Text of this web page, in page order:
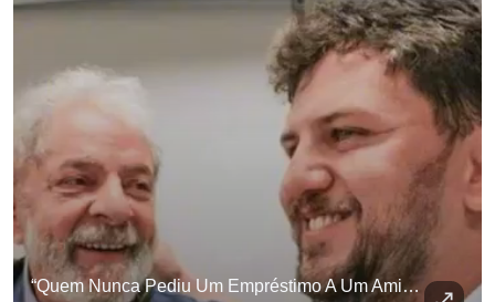
“Quem Nunca Pediu Um Empréstimo A Um Amigo?”, Diz Lula Ao Defender Seu Ex-Chefe De Gabinete